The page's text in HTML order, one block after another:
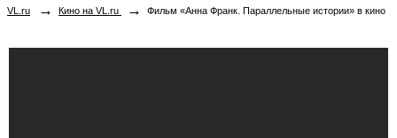
VL.ru → Кино на VL.ru → Фильм «Анна Франк. Параллельные истории» в кинотеатрах Врангеля. Купить билеты!